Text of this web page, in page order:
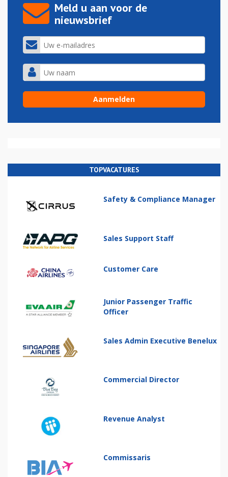
Meld u aan voor de
nieuwsbrief
TOPVACATURES
Safety & Compliance Manager
Sales Support Staff
Customer Care
Junior Passenger Traffic
Officer
Sales Admin Executive Benelux
Commercial Director
Revenue Analyst
Commissaris